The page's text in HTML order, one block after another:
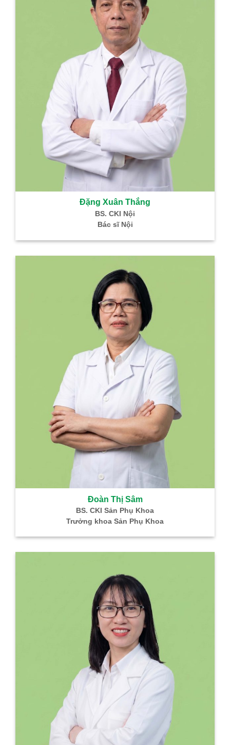
Đặng Xuân Thắng
BS. CKI Nội
Bác sĩ Nội
Đoàn Thị Sâm
BS. CKI Sản Phụ Khoa
Trưởng khoa Sản Phụ Khoa